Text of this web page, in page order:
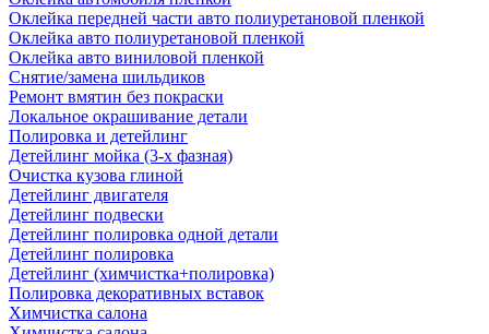
Оклейка передней части авто полиуретановой пленкой
Оклейка авто полиуретановой пленкой
Оклейка авто виниловой пленкой
Снятие/замена шильдиков
Ремонт вмятин без покраски
Локальное окрашивание детали
Полировка и детейлинг
Детейлинг мойка (3-х фазная)
Очистка кузова глиной
Детейлинг двигателя
Детейлинг подвески
Детейлинг полировка одной детали
Детейлинг полировка
Детейлинг (химчистка+полировка)
Полировка декоративных вставок
Химчистка салона